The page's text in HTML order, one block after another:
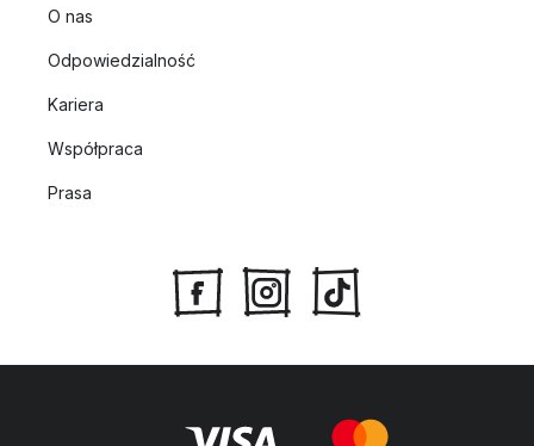
O nas
Odpowiedzialność
Kariera
Współpraca
Prasa